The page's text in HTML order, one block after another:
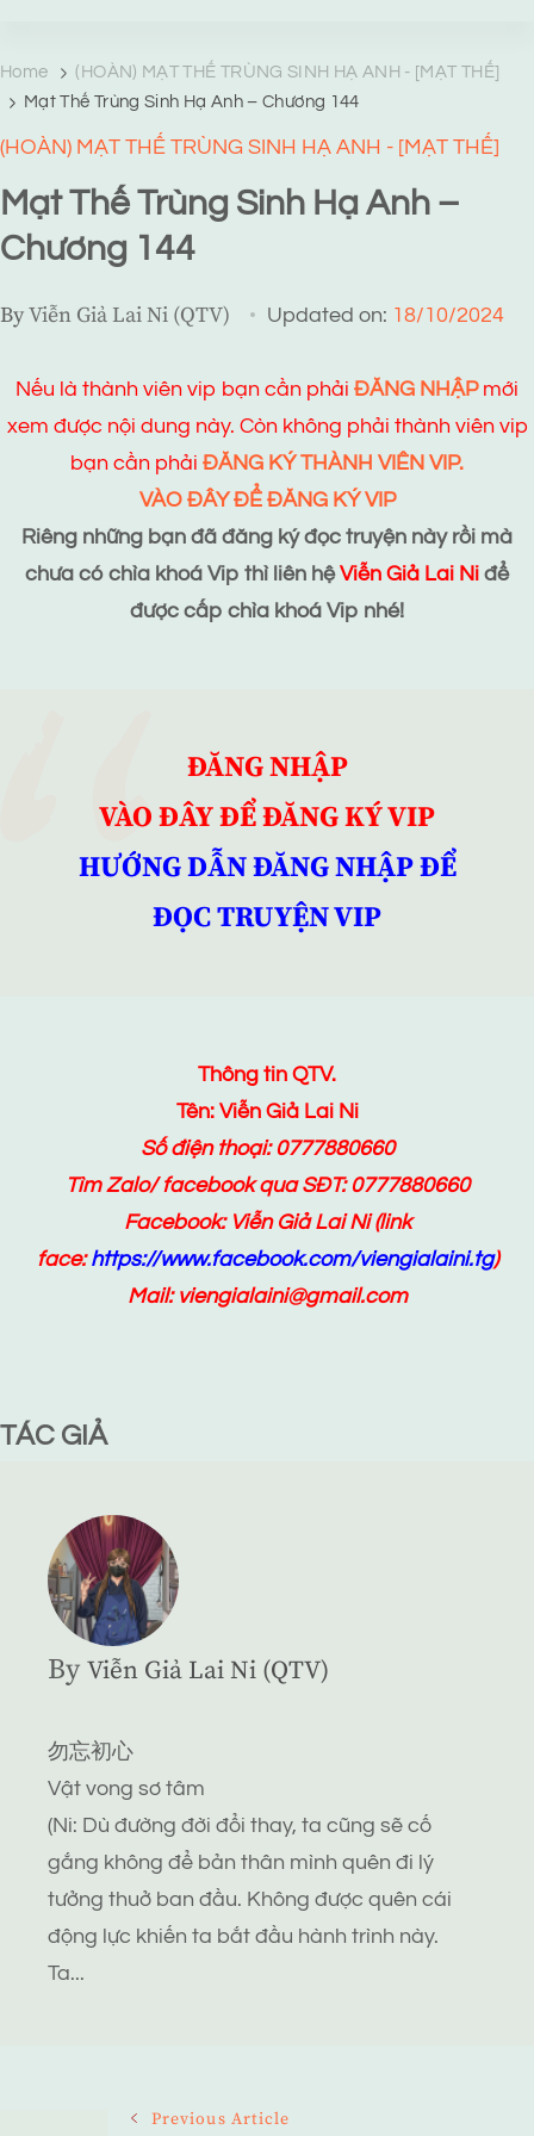
Home
(HOÀN) MẠT THẾ TRÙNG SINH HẠ ANH - [MẠT THẾ]
Mạt Thế Trùng Sinh Hạ Anh – Chương 144
(HOÀN) MẠT THẾ TRÙNG SINH HẠ ANH - [MẠT THẾ]
Mạt Thế Trùng Sinh Hạ Anh –
Chương 144
ByViễn Giả Lai Ni (QTV) Updated on: 18/10/2024
Nếu là thành viên vip bạn cần phải ĐĂNG NHẬPmới
xem được nội dung này. Còn không phải thành viên vip
bạn cần phải ĐĂNG KÝ THÀNH VIÊN VIP.
VÀO ĐÂY ĐỂ ĐĂNG KÝ VIP
Riêng những bạn đã đăng ký đọc truyện này rồi mà
chưa có chìa khoá Vip thì liên hệViễn Giả Lai Ni để
được cấp chìa khoá Vip nhé!
ĐĂNG NHẬP
VÀO ĐÂY ĐỂ ĐĂNG KÝ VIP
HƯỚNG DẪN ĐĂNG NHẬP ĐỂ
ĐỌC TRUYỆN VIP
Thông tin QTV.
Tên: Viễn Giả Lai Ni
Số điện thoại: 0777880660
Tìm Zalo/ facebook qua SĐT: 0777880660
Facebook: Viễn Giả Lai Ni(link
face:https://www.facebook.com/viengialaini.tg)
Mail: viengialaini@gmail.com
TÁC GIẢ
By Viễn Giả Lai Ni (QTV)
勿忘初心
Vật vong sơ tâm
(Ni: Dù đường đời đổi thay, ta cũng sẽ cố
gắng không để bản thân mình quên đi lý
tưởng thuở ban đầu. Không được quên cái
động lực khiến ta bắt đầu hành trình này.
Ta...
Previous Article